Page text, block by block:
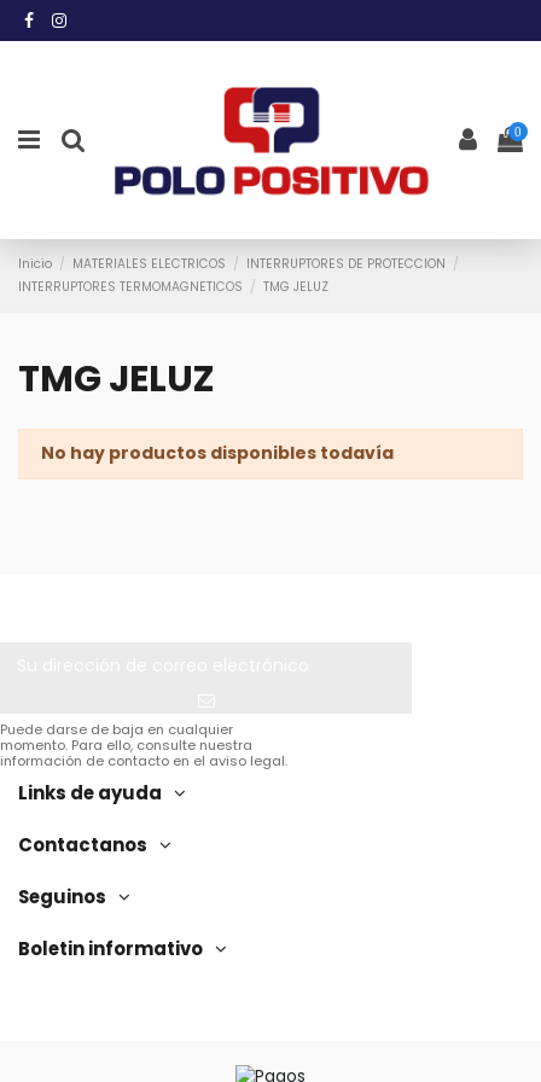
0
Inicio MATERIALES ELECTRICOS
INTERRUPTORES DE PROTECCION
INTERRUPTORES TERMOMAGNETICOS
TMG JELUZ
TMG JELUZ
No hay productos disponibles todavía
Puede darse de baja en cualquier
momento. Para ello, consulte nuestra
información de contacto en el aviso legal.
Links de ayuda
Contactanos
Seguinos
Boletin informativo